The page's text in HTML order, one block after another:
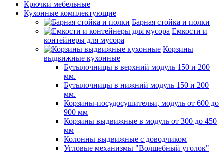
Крючки мебельные
Кухонные комплектующие
Барная стойка и полки
Емкости и
контейнеры для мусора
Корзины
выдвижные кухонные
Бутылочницы в верхний модуль 150 и 200
мм.
Бутылочницы в нижний модуль 150 и 200
мм.
Корзины-посудосушительи, модуль от 600 до
900 мм
Корзины выдвижные в модуль от 300 до 450
мм
Колонны выдвижные с доводчиком
Угловые механизмы "Волшебный уголок"